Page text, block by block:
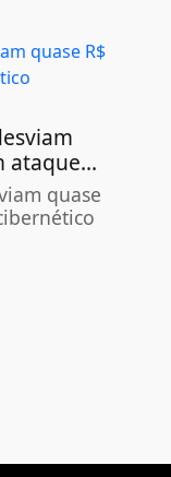
ataque...
quase